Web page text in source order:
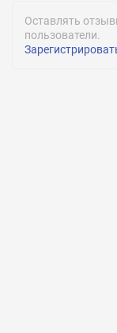
Оставлять
пользователи.